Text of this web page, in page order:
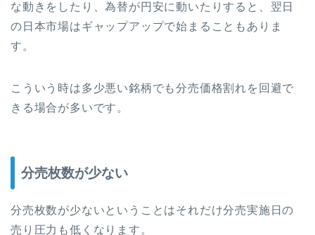
な動きをしたり、為替が円安に動いたりすると、翌日
の日本市場はギャップアップで始まることもありま
す。
こういう時は多少悪い銘柄でも分売価格割れを回避で
きる場合が多いです。
分売枚数が少ない
分売枚数が少ないということはそれだけ分売実施日の
売り圧力も低くなります。